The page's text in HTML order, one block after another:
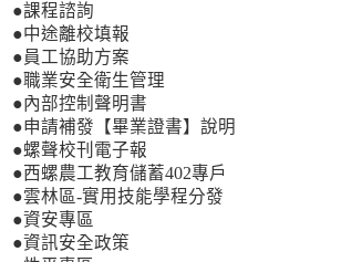
●課程諮詢
●中途離校填報
●員工協助方案
●職業安全衛生管理
●內部控制聲明書
●申請補發【畢業證書】說明
●螺聲校刊電子報
●西螺農工教育儲蓄402專戶
●雲林區-實用技能學程分發
●資安專區
●資訊安全政策